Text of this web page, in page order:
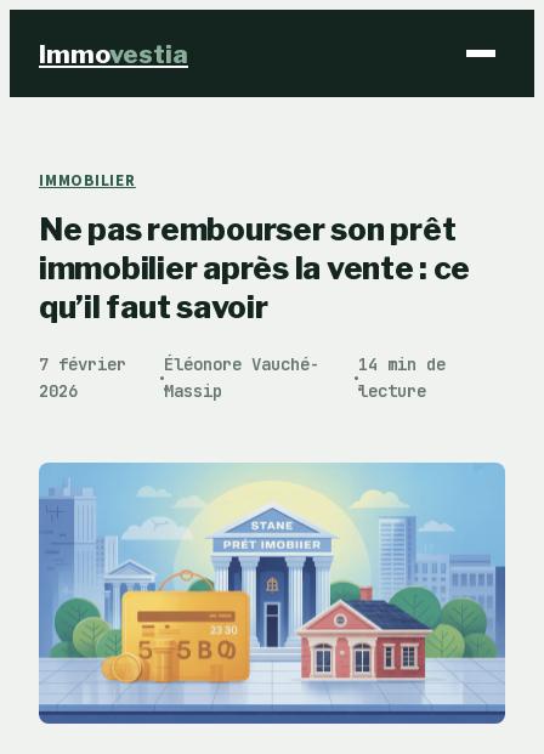
Immovestia
Immobilier
Business
Éducation & Emploi
IMMOBILIER
Ne pas rembourser son prêt
immobilier après la vente : ce
qu’il faut savoir
7 février
2026
·
Éléonore Vauché-
Massip
·
14 min de
lecture